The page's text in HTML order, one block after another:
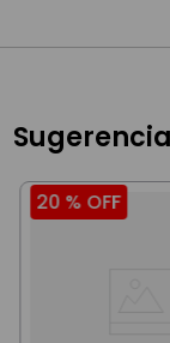
20 % OFF